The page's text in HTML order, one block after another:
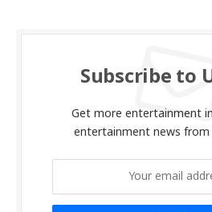
Subscribe to
Get more entertainment
entertainment news from